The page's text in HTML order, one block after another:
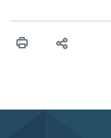
meg a jogszabályi
felügyelők mind a
folytatódik a